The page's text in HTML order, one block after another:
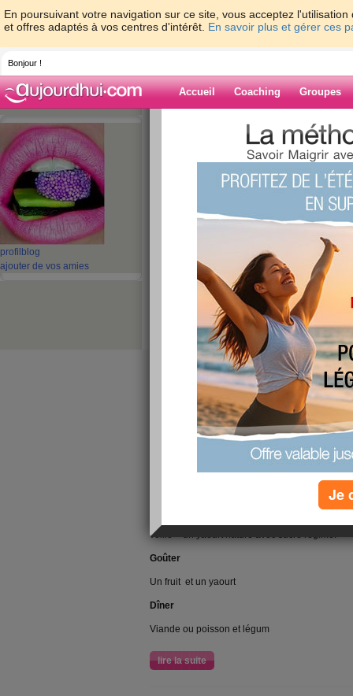
En poursuivant votre navigation sur ce site, vous acceptez
et offres adaptés à vos centres d'intérêt. En savoir plus et gérer ces
Bonjour !
Accueil Coaching Groupes
profil blog
ajouter de vos amies
>
Blog de Falballa
3 Suiv.
J'ai laissé tombé
publié le 11/07/2010 à 16:34
Salut les filles,
Je ne suis plus le régime Dukan, ca me
de tonnerre. Par contre ca a eu l'effet de me
arreté de manger n'importe quoi !!!
Alors maintenant je suis le régime normal de :
Céréales non sucrés aux lait + un café noir
veille + un yaourt nature avec sucre régime.
Goûter
Un fruit et un yaourt
Dîner
Viande ou poisson et légum
lire la suite
Je